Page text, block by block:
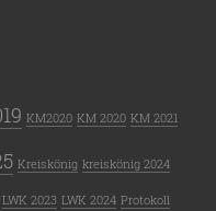
KM2020 KM 2020 KM 2021
Kreiskönig kreiskönig 2024
LWK 2023 LWK 2024 Protokoll